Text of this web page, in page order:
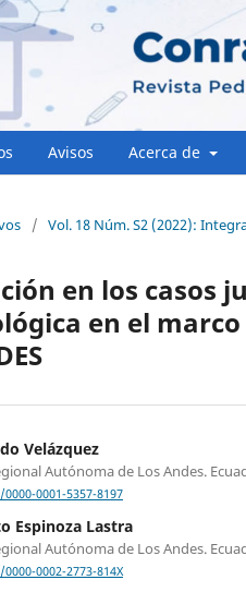
Avisos Acerca de
/ Vol. 18 Núm. S2 (2022):
en los casos
en el
Velázquez
Autónoma de Los Andes.
0001-5357-8197
Espinoza Lastra
Autónoma de Los Andes.
0002-2773-814X